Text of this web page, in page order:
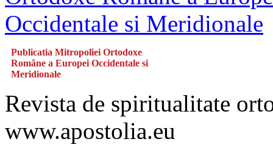
Publicatia Mitropoliei Ortodoxe
Române a Europei Occidentale si
Meridionale
Revista de spiritualitate
www.apostolia.eu